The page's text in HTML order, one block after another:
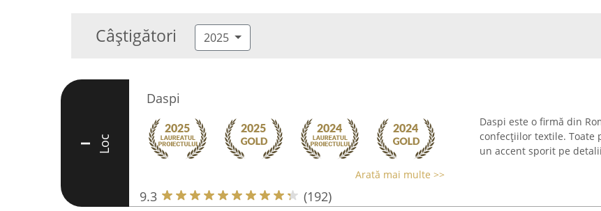
Câștigători 2025
I Loc
Daspi
Arată mai multe >>
9.3 (192)
Daspi este o firmă din
confecțiilor textile. Toate
un accent sporit pe